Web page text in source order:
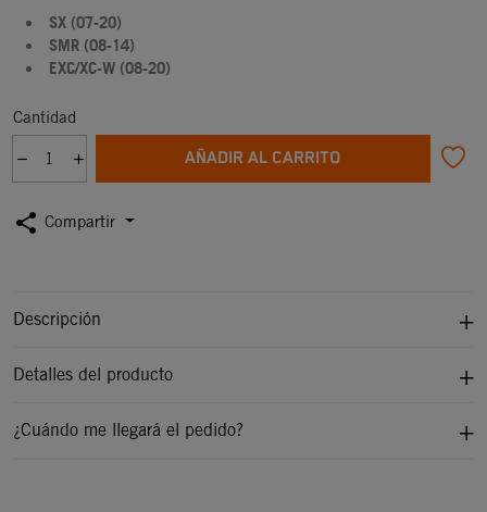
SX (07-20)
SMR (08-14)
EXC/XC-W (08-20)
Cantidad
AÑADIR AL CARRITO
share Compartir
Descripción
Detalles del producto
¿Cuándo me llegará el pedido?